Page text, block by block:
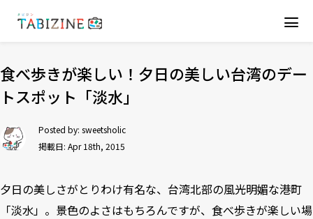
食べ歩きが楽しい！夕日の美しい台湾のデー
トスポット「淡水」
Posted by: sweetsholic
掲載日: Apr 18th, 2015
夕日の美しさがとりわけ有名な、台湾北部の風光明媚な港町
「淡水」。景色のよさはもちろんですが、食べ歩きが楽しい場